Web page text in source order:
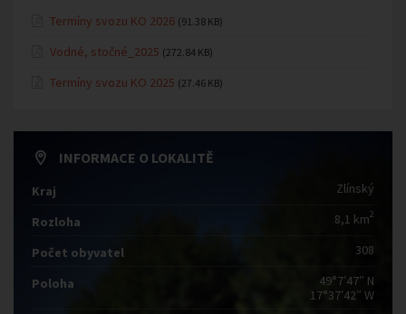
Termíny svozu KO 2026 (91.38 KB)
Vodné, stočné_2025 (272.84 KB)
Termíny svozu KO 2025 (27.46 KB)
INFORMACE O LOKALITĚ
Kraj Zlínský
Rozloha 8,1 km2
Počet obyvatel 308
Poloha
49°7′47″ N
17°37′42″ W